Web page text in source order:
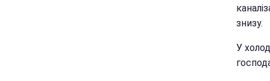
знизу.
У